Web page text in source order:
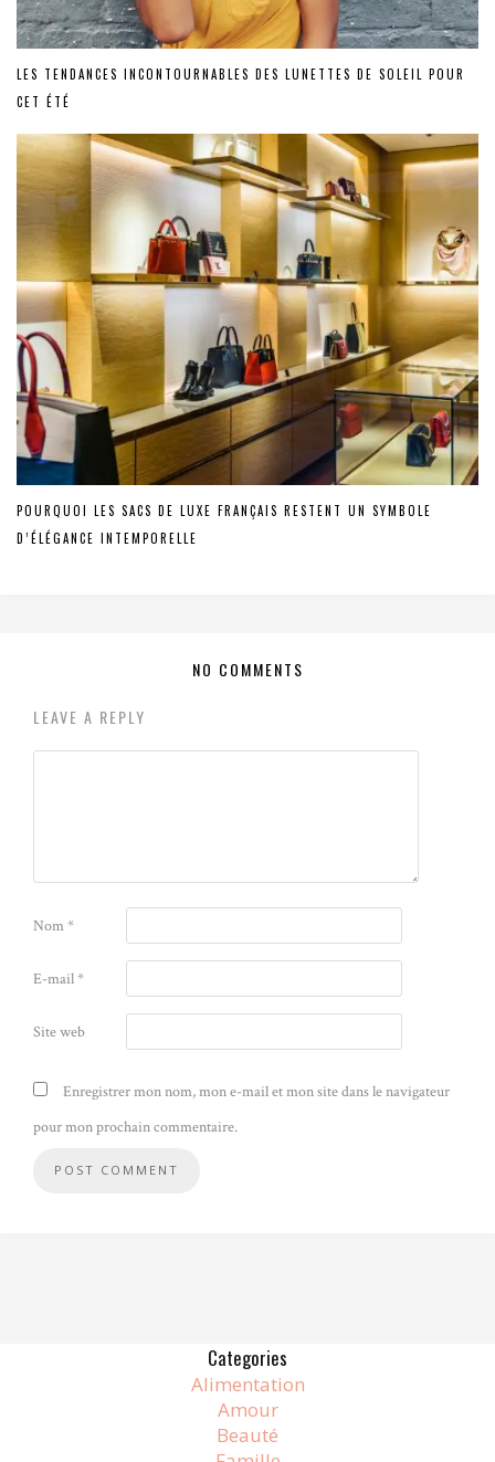
LES TENDANCES INCONTOURNABLES DES LUNETTES DE SOLEIL POUR
CET ÉTÉ
POURQUOI LES SACS DE LUXE FRANÇAIS RESTENT UN SYMBOLE
D’ÉLÉGANCE INTEMPORELLE
NO COMMENTS
LEAVE A REPLY
Nom*
E-mail*
Site web
Enregistrer mon nom, mon e-mail et mon site dans le navigateur
pour mon prochain commentaire.
Categories
Alimentation
Amour
Beauté